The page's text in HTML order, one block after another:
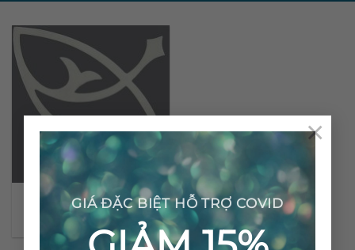
GIÁ ĐẶC BIỆT HỖ TRỢ COVID
×
Gạch bông cổ điển CTS
91.1